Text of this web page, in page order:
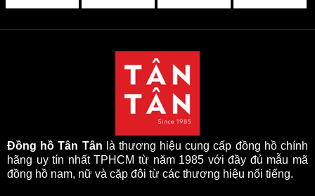
Đồng hồ Tân Tân là thương hiệu cung cấp đồng hồ chính
hãng uy tín nhất TPHCM từ năm 1985 với đầy đủ mẫu mã
đồng hồ nam, nữ và cặp đôi từ các thương hiệu nổi tiếng.